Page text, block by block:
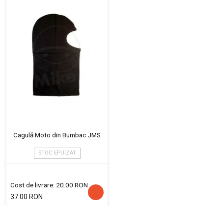
Cagulă Moto din Bumbac JMS
STOC EPUIZAT
Cost de livrare: 20.00 RON
37.00 RON